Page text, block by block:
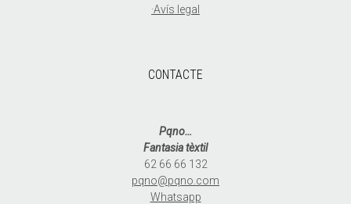
·Avís legal
CONTACTE
Pqno…
Fantasia tèxtil
62 66 66 132
pqno@pqno.com
Whatsapp